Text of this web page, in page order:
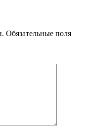
Обязательные поля